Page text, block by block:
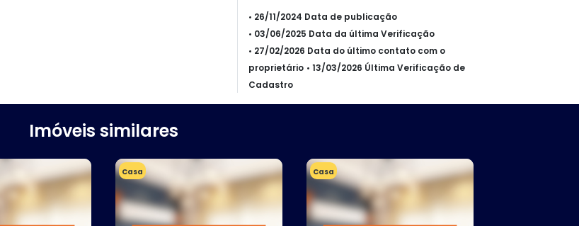
• 26/11/2024 Data de publicação
• 03/06/2025 Data da última Verificação
• 27/02/2026 Data do último contato com o
proprietário • 13/03/2026 Última Verificação de
Cadastro
Imóveis similares
Casa Casa